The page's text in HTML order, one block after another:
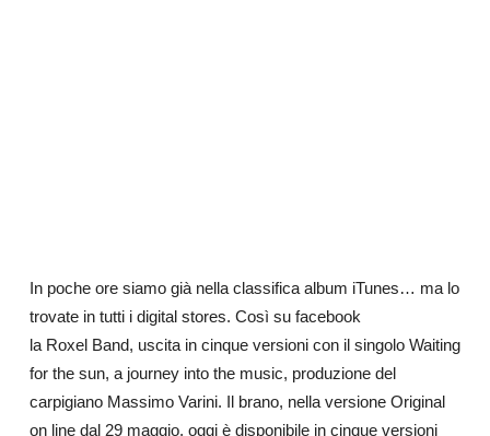
In poche ore siamo già nella classifica album iTunes… ma lo
trovate in tutti i digital stores. Così su facebook
la Roxel Band, uscita in cinque versioni con il singolo Waiting
for the sun, a journey into the music, produzione del
carpigiano Massimo Varini. Il brano, nella versione Original
on line dal 29 maggio, oggi è disponibile in cinque versioni